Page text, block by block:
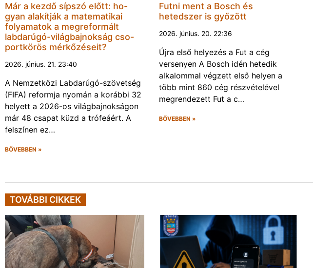
Már a kezdő sípszó előtt: ho-
gyan alakítják a matematikai
folyamatok a megreformált
labdarúgó-világbajnokság cso-
portkörös mérkőzéseit?
2026. június. 21. 23:40
A Nemzetközi Labdarúgó-szövetség
(FIFA) reformja nyomán a korábbi 32
helyett a 2026-os világbajnokságon
már 48 csapat küzd a trófeáért. A
felszínen ez…
BŐVEBBEN »
Futni ment a Bosch és
hetedszer is győzött
2026. június. 20. 22:36
Újra első helyezés a Fut a cég
versenyen A Bosch idén hetedik
alkalommal végzett első helyen a
több mint 860 cég részvételével
megrendezett Fut a c…
BŐVEBBEN »
TOVÁBBI CIKKEK